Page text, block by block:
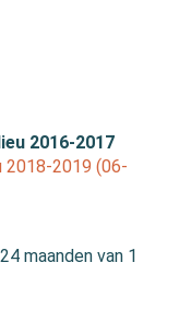
2016-2017
2018-2019 (06-
maanden van 1